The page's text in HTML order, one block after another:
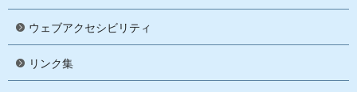
ウェブアクセシビリティ
リンク集